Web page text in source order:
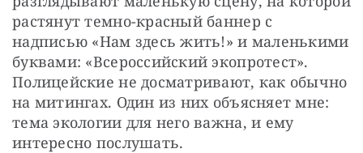
растянут темно-красный баннер с
надписью «Нам здесь жить!» и маленькими
буквами: «Всероссийский экопротест».
Полицейские не досматривают, как обычно
на митингах. Один из них объясняет мне:
тема экологии для него важна, и ему
интересно послушать.